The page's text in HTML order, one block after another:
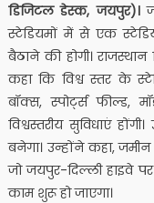
डिजिटल डेस्क, जयपुर)।
स्टेडियमों में से एक
बैठाने की होगी।
कहा कि विश्व स्तर के
बॉक्स, स्पोर्ट्स फील्ड,
विश्वस्तरीय सुविधाएं
बनेगा। उन्होंने कहा,
जो जयपुर-दिल्ली हाइवे
काम शुरू हो जाएगा।